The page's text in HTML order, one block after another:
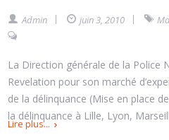
Admin juin 3, 2010
La Direction générale de la Police
Revelation pour son marché
de la délinquance (Mise en place
la délinquance à Lille, Lyon,
Lire plus...